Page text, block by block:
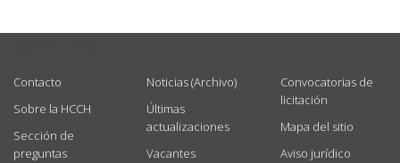
Contacto
Sobre la HCCH
Sección de
preguntas
Noticias (Archivo)
Últimas
actualizaciones
Vacantes
Convocatorias de
licitación
Mapa del sitio
Aviso jurídico